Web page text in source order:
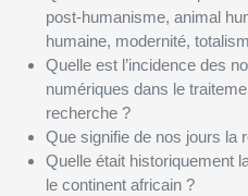
post-humanisme, animal
humaine, modernité,
Quelle est l’incidence des
numériques dans le
recherche ?
Que signifie de nos jours la
Quelle était historiquement
le continent africain ?